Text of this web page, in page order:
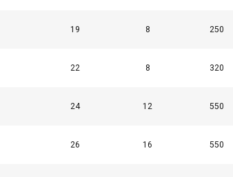
19 8 250
22 8 320
24 12 550
26 16 550